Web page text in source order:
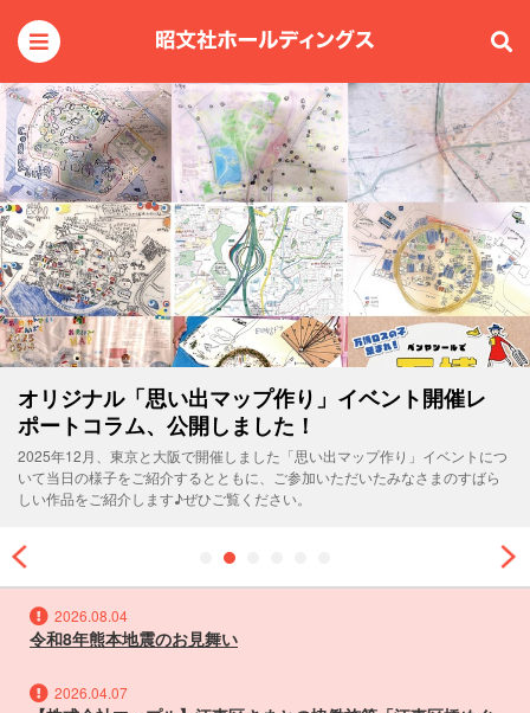
オリジナル「思い出マップ作り」イベント開催レ
ポートコラム、公開しました！
2025年12月、東京と大阪で開催しました「思い出マップ作り」イベントにつ
いて当日の様子をご紹介するとともに、ご参加いただいたみなさまのすばら
しい作品をご紹介します♪ぜひご覧ください。
2
2026.08.04
令和8年熊本地震のお見舞い
2026.04.07